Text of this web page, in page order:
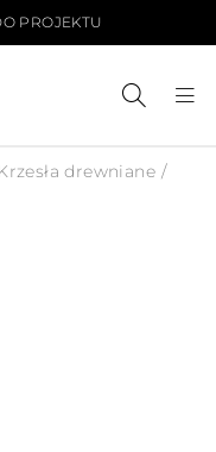
PROJEKTU
drewniane /